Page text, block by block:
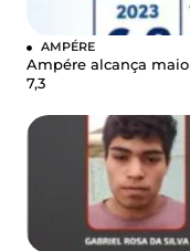
AMPÉRE
Ampére alcança
7,3